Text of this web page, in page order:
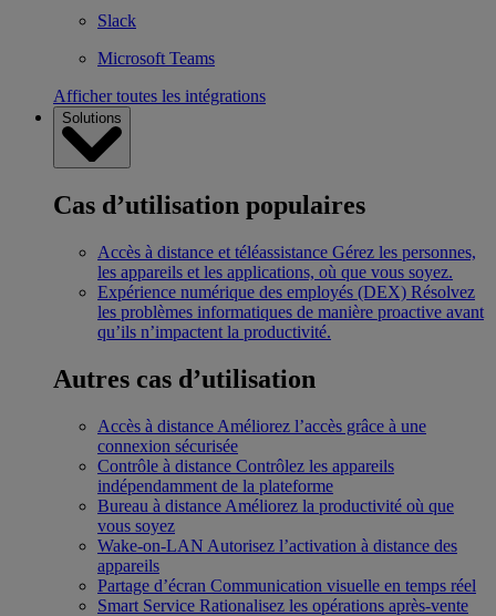
Slack
Microsoft Teams
Afficher toutes les intégrations
Solutions
Cas d’utilisation populaires
Accès à distance et téléassistance Gérez les personnes,
les appareils et les applications, où que vous soyez.
Expérience numérique des employés (DEX) Résolvez
les problèmes informatiques de manière proactive avant
qu’ils n’impactent la productivité.
Autres cas d’utilisation
Accès à distance Améliorez l’accès grâce à une
connexion sécurisée
Contrôle à distance Contrôlez les appareils
indépendamment de la plateforme
Bureau à distance Améliorez la productivité où que
vous soyez
Wake-on-LAN Autorisez l’activation à distance des
appareils
Partage d’écran Communication visuelle en temps réel
Smart Service Rationalisez les opérations après-vente